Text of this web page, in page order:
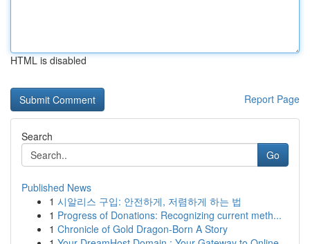
HTML is disabled
Report Page
Search
Go
Published News
1 시알리스 구입: 안전하게, 저렴하게 하는 법
1 Progress of Donations: Recognizing current meth...
1 Chronicle of Gold Dragon-Born A Story